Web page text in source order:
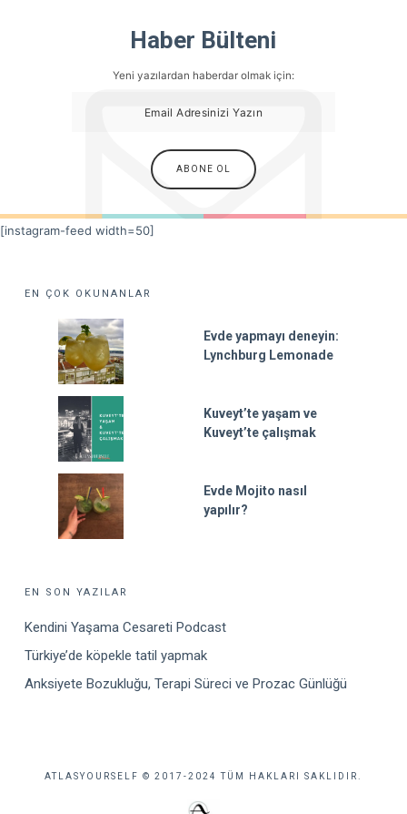
Haber Bülteni
Yeni yazılardan haberdar olmak için:
[instagram-feed width=50]
EN ÇOK OKUNANLAR
Evde yapmayı deneyin:
Lynchburg Lemonade
Kuveyt’te yaşam ve
Kuveyt’te çalışmak
Evde Mojito nasıl
yapılır?
EN SON YAZILAR
Kendini Yaşama Cesareti Podcast
Türkiye’de köpekle tatil yapmak
Anksiyete Bozukluğu, Terapi Süreci ve Prozac Günlüğü
ATLASYOURSELF © 2017-2024 TÜM HAKLARI SAKLIDIR.